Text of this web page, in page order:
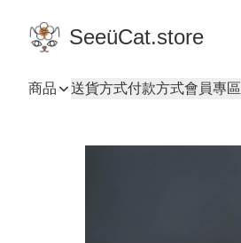
SeeüCat.store
商品 送貨方式付款方式會員專區